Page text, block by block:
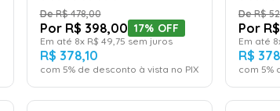
R$ 478,00
R$ 398,00 17% OFF
Em até 8x R$ 49 75 sem juros
R$ 378,10
com 5% de desconto à vista no PIX
R$
R$
Em até 8
R$ 378
com 5%